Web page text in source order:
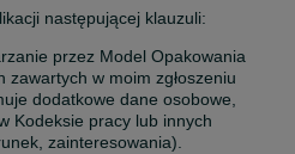
następującej klauzuli:
przez Model Opakowania
w moim zgłoszeniu
dodatkowe dane osobowe,
Kodeksie pracy lub innych
zainteresowania).